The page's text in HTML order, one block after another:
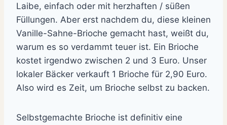
Laibe, einfach oder mit herzhaften / süßen
Füllungen. Aber erst nachdem du, diese kleinen
Vanille-Sahne-Brioche gemacht hast, weißt du,
warum es so verdammt teuer ist. Ein Brioche
kostet irgendwo zwischen 2 und 3 Euro. Unser
lokaler Bäcker verkauft 1 Brioche für 2,90 Euro.
Also wird es Zeit, um Brioche selbst zu backen.
Selbstgemachte Brioche ist definitiv eine